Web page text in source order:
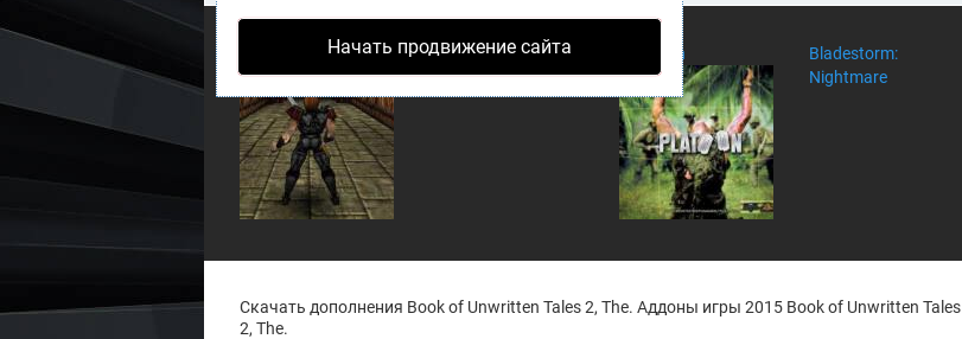
Начать продвижение сайта
Inside Splatoon
Bladestorm:
Nightmare
Скачать дополнения Book of Unwritten Tales 2, The. Аддоны игры 2015 Book of Unwritten Tales
2, The.